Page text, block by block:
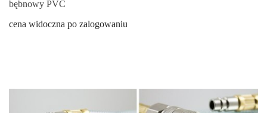
bębnowy PVC
cena widoczna po zalogowaniu